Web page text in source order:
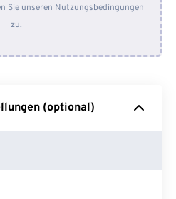
Sie unseren Nutzungsbedingungen
zu.
(optional)